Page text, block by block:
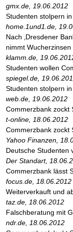
gmx.de, 19.06.2012
Studenten stolpern
home.1und1.de,
Nach ‚Dresdener
nimmt
klamm.de,
Studenten wollen
spiegel.de,
Studenten stolpern
web.de, 19.06.2012
Commerzbank zockt
t-online, 18.06.2012
Commerzbank zockt
Yahoo Finanzen,
Deutsche Studenten
Der Standart,
Commerzbank lässt
focus.de, 18.06.2012
Weiterverkauft und
taz.de, 18.06.2012
Falschberatung mit
ndr.de, 18.06.2012